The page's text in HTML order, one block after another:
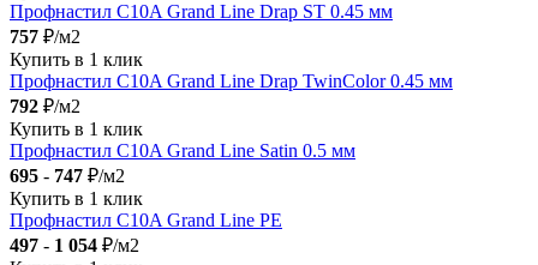
Профнастил С10A Grand Line Drap ST 0.45 мм
757 ₽/м2
Купить в 1 клик
Профнастил С10A Grand Line Drap TwinColor 0.45 мм
792 ₽/м2
Купить в 1 клик
Профнастил С10A Grand Line Satin 0.5 мм
695 - 747 ₽/м2
Купить в 1 клик
Профнастил С10A Grand Line PE
497 - 1 054 ₽/м2